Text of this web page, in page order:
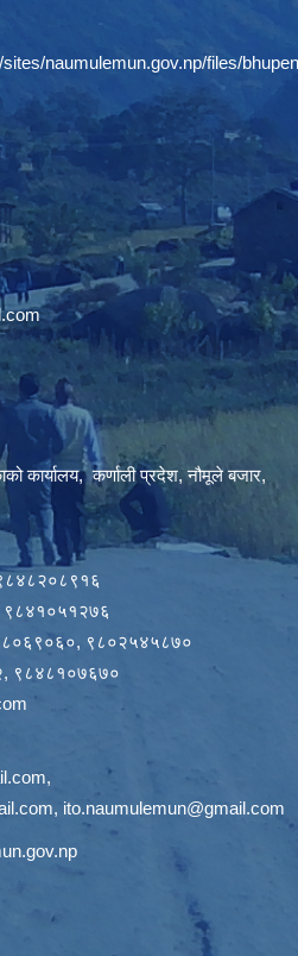
naumulemun.gov.np/files/
कार्यालय, कर्णाली प्रदेश, नौमूले बजार,
९८४१०५१२७६
९८०२५४५८७०
९८४८१०७६७०
,
, ito.naumulemun@gmail.com